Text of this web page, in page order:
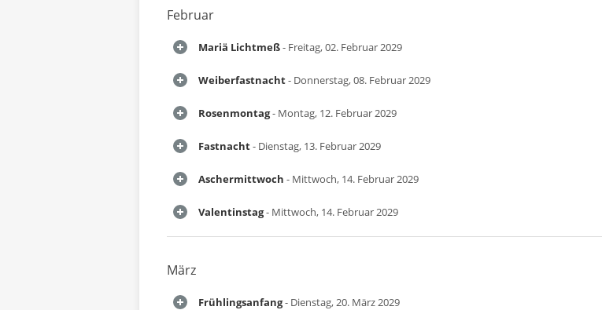
Februar
Mariä Lichtmeß- Freitag, 02. Februar 2029
Weiberfastnacht- Donnerstag, 08. Februar 2029
Rosenmontag- Montag, 12. Februar 2029
Fastnacht- Dienstag, 13. Februar 2029
Aschermittwoch - Mittwoch, 14. Februar 2029
Valentinstag- Mittwoch, 14. Februar 2029
März
Frühlingsanfang- Dienstag, 20. März 2029